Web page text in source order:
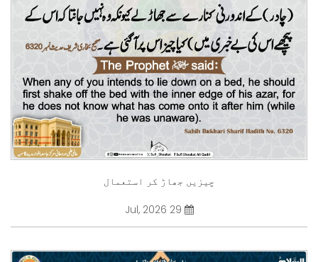
چیزیں جھاڑ کر استعمال